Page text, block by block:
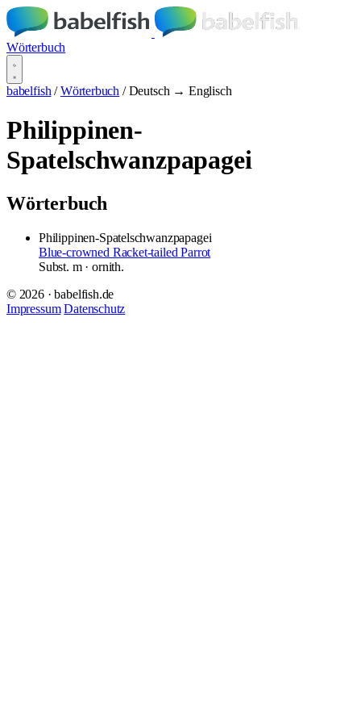
Wörterbuch
babelfish / Wörterbuch / Deutsch → Englisch
Philippinen-
Spatelschwanzpapagei
Wörterbuch
Philippinen-Spatelschwanzpapagei
Blue-crowned Racket-tailed Parrot
Subst. m· ornith.
© 2026 · babelfish.de
Impressum Datenschutz